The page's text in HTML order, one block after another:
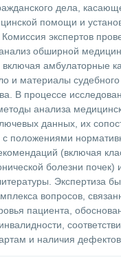
дела,
помощи и
экспертов
обширной
включая амбулаторные
и материалы судебного
В процессе
анализа
данных, их
положениями
(включая
болезни почек)
Экспертиза
вопросов,
пациента,
и наличия